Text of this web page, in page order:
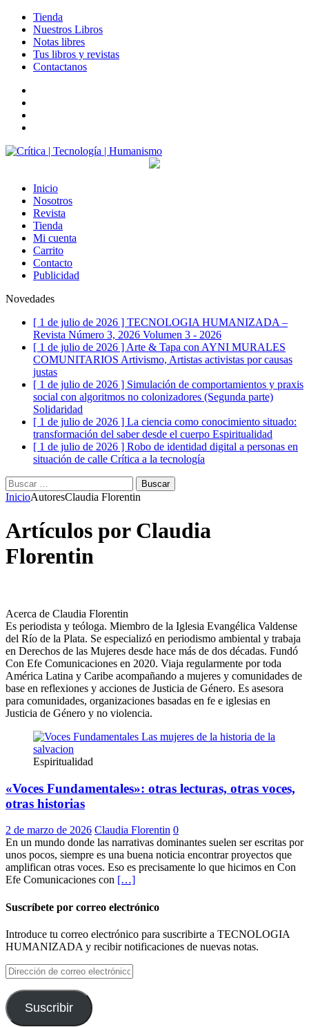
Tienda
Nuestros Libros
Notas libres
Tus libros y revistas
Contactanos
Inicio
Nosotros
Revista
Tienda
Mi cuenta
Carrito
Contacto
Publicidad
Novedades
[ 1 de julio de 2026 ] TECNOLOGIA HUMANIZADA –
Revista Número 3, 2026 Volumen 3 - 2026
[ 1 de julio de 2026 ] Arte & Tapa con AYNI MURALES
COMUNITARIOS Artivismo, Artistas activistas por causas
justas
[ 1 de julio de 2026 ] Simulación de comportamientos y praxis
social con algoritmos no colonizadores (Segunda parte)
Solidaridad
[ 1 de julio de 2026 ] La ciencia como conocimiento situado:
transformación del saber desde el cuerpo Espiritualidad
[ 1 de julio de 2026 ] Robo de identidad digital a personas en
situación de calle Crítica a la tecnología
Buscar:
InicioAutoresClaudia Florentin
Artículos por Claudia
Florentin
Acerca de Claudia Florentin
Es periodista y teóloga. Miembro de la Iglesia Evangélica Valdense
del Río de la Plata. Se especializó en periodismo ambiental y trabaja
en Derechos de las Mujeres desde hace más de dos décadas. Fundó
Con Efe Comunicaciones en 2020. Viaja regularmente por toda
América Latina y Caribe acompañando a mujeres y comunidades de
base en reflexiones y acciones de Justicia de Género. Es asesora
para comunidades, organizaciones basadas en fe e iglesias en
Justicia de Género y no violencia.
Espiritualidad
«Voces Fundamentales»: otras lecturas, otras voces,
otras historias
2 de marzo de 2026 Claudia Florentin 0
En un mundo donde las narrativas dominantes suelen ser escritas por
unos pocos, siempre es una buena noticia encontrar proyectos que
amplifican otras voces. Eso es precisamente lo que hicimos en Con
Efe Comunicaciones con […]
Suscríbete por correo electrónico
Introduce tu correo electrónico para suscribirte a TECNOLOGIA
HUMANIZADA y recibir notificaciones de nuevas notas.
Dirección
de
correo
electrónico
Suscribir